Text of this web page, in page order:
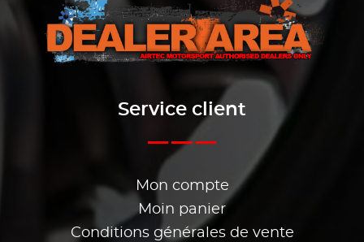
Service client
Mon compte
Moin panier
Conditions générales de vente